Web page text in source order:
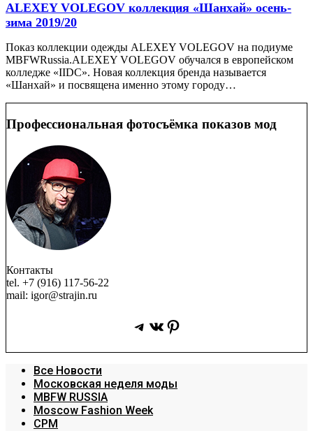
ALEXEY VOLEGOV коллекция «Шанхай» осень-
зима 2019/20
Показ коллекции одежды ALEXEY VOLEGOV на подиуме
MBFWRussia.ALEXEY VOLEGOV обучался в европейском
колледже «IIDC». Новая коллекция бренда называется
«Шанхай» и посвящена именно этому городу…
Профессиональная фотосъёмка показов мод
Контакты
tel. +7 (916) 117-56-22
mail: igor@strajin.ru
Telegram
ВКонтакте
Pinterest
Все Новости
Московская неделя моды
MBFW RUSSIA
Moscow Fashion Week
CPM